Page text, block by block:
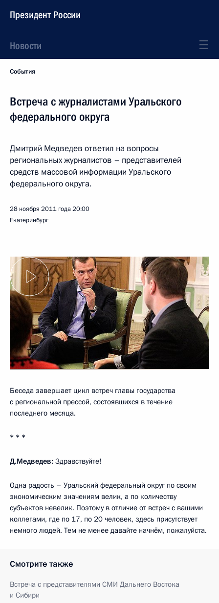
Президент России
Новости
События
Встреча с журналистами Уральского
федерального округа
Дмитрий Медведев ответил на вопросы
региональных журналистов – представителей
средств массовой информации Уральского
федерального округа.
28 ноября 2011 года20:00
Екатеринбург
Беседа завершает цикл встреч главы государства
с региональной прессой, состоявшихся в течение
последнего месяца.
* * *
Д.Медведев: Здравствуйте!
Одна радость – Уральский федеральный округ по своим
экономическим значениям велик, а по количеству
субъектов невелик. Поэтому в отличие от встреч с вашими
коллегами, где по 17, по 20 человек, здесь присутствует
немного людей. Тем не менее давайте начнём, пожалуйста.
Смотрите также
Встреча с представителями СМИ Дальнего Востока
и Сибири